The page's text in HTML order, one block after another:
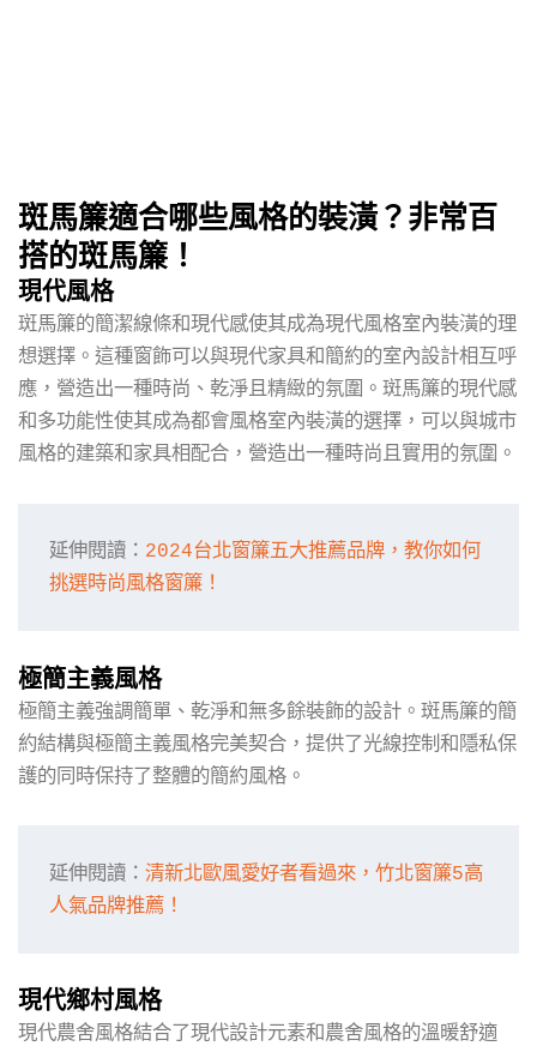
斑馬簾適合哪些風格的裝潢？非常百
搭的斑馬簾！
現代風格
斑馬簾的簡潔線條和現代感使其成為現代風格室內裝潢的理
想選擇。這種窗飾可以與現代家具和簡約的室內設計相互呼
應，營造出一種時尚、乾淨且精緻的氛圍。斑馬簾的現代感
和多功能性使其成為都會風格室內裝潢的選擇，可以與城市
風格的建築和家具相配合，營造出一種時尚且實用的氛圍。
延伸閱讀： 2024台北窗簾五大推薦品牌，教你如何
挑選時尚風格窗簾！
極簡主義風格
極簡主義強調簡單、乾淨和無多餘裝飾的設計。斑馬簾的簡
約結構與極簡主義風格完美契合，提供了光線控制和隱私保
護的同時保持了整體的簡約風格。
延伸閱讀：清新北歐風愛好者看過來，竹北窗簾5高
人氣品牌推薦！
現代鄉村風格
現代農舍風格結合了現代設計元素和農舍風格的溫暖舒適